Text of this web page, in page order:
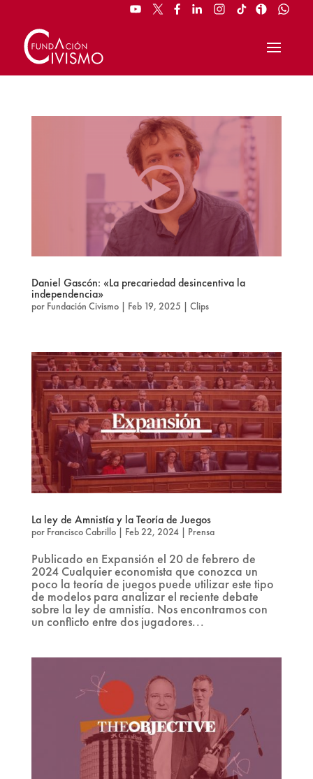
Daniel Gascón: «La precariedad desincentiva la
independencia»
por Fundación Civismo| Feb 19, 2025 Clips
La ley de Amnistía y la Teoría de Juegos
por Francisco Cabrillo| Feb 22, 2024| Prensa
Publicado en Expansión el 20 de febrero de
2024 Cualquier economista que conozca un
poco la teoría de juegos puede utilizar este tipo
de modelos para analizar el reciente debate
sobre la ley de amnistía. Nos encontramos con
un conflicto entre dos jugadores...